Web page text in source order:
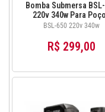
Bomba Submersa
220v 340w Para
Lorenzetti
BSL-650 220v 340w
R$ 299,00